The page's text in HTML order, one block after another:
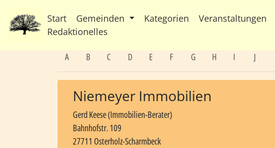
Start Gemeinden Kategorien Veranstaltungen
Redaktionelles
A B C D E F G H I J
Niemeyer Immobilien
Gerd Keese (Immobilien-Berater)
Bahnhofstr. 109
27711 Osterholz-Scharmbeck